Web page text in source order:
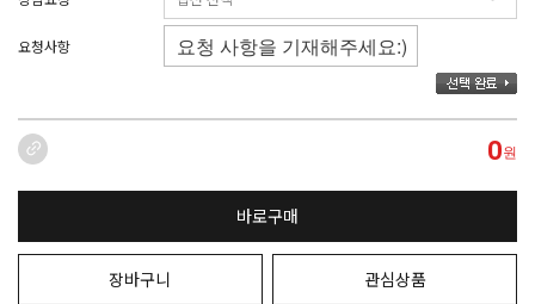
요청사항
0원
바로구매
장바구니 관심상품